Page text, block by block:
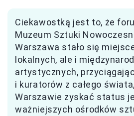
Ciekawostką jest to, że
Muzeum Sztuki
Warszawa stało się
lokalnych, ale i
artystycznych,
i kuratorów z całego
Warszawie zyskać status
ważniejszych ośrodków